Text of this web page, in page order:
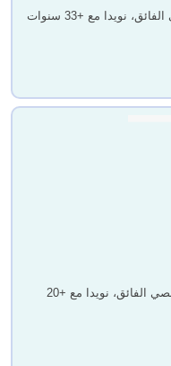
مدير إضافي في مستشفى ماكس التخصصي الفائق، نويدا مع +33 سنوات
المدير المساعد في مستشفى ماكس التخصصي الفائق، نويدا مع +20